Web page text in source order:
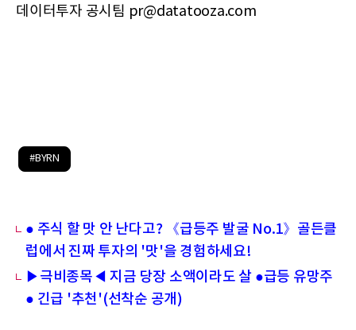
데이터투자 공시팀 pr@datatooza.com
#BYRN
● 주식 할 맛 안 난다고? 《급등주 발굴 No.1》골든클
럽에서 진짜 투자의 '맛'을 경험하세요!
▶극비종목◀ 지금 당장 소액이라도 살 ●급등 유망주
● 긴급 '추천'(선착순 공개)